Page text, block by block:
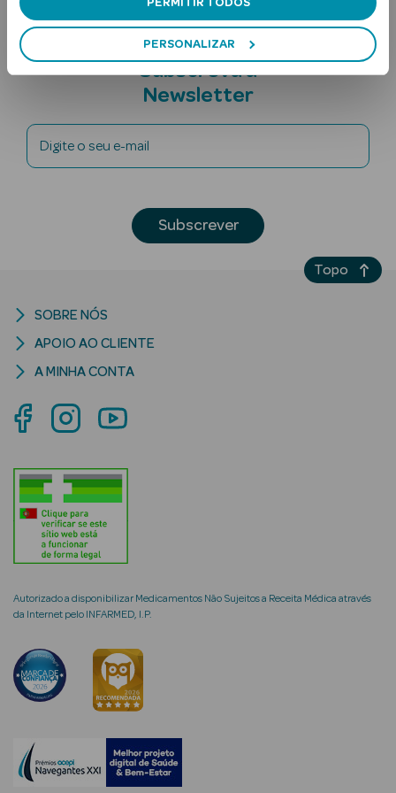
PERSONALIZAR
Ver Tudo
Lábios
Solares Bebé e
Criança
Rosto e
Ver Tudo
Rosto
Séruns Faciais
Anti-
envelhecimento
Subscreva a
Newsletter
Digite o seu e-mail
Subscrever
Autorizado a disponibilizar Medicamentos Não Sujeitos a Receita Médica através
da Internet pelo INFARMED, I.P.
SOBRE NÓS
APOIO AO CLIENTE
A MINHA CONTA
Topo